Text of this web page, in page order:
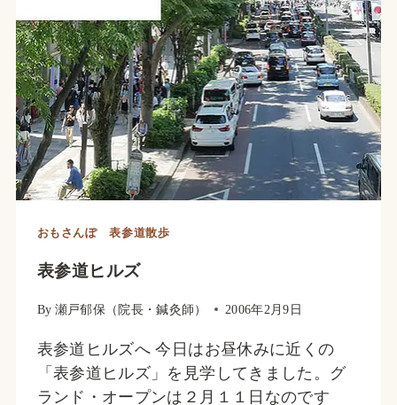
ン、
い
ら
し
て
く
だ
さ
おもさんぽ 表参道散歩
表参道ヒルズ
By 瀬戸郁保（院長・鍼灸師） 2006年2月9日
表参道ヒルズへ 今日はお昼休みに近くの
「表参道ヒルズ」を見学してきました。グ
ランド・オープンは２月１１日なのです